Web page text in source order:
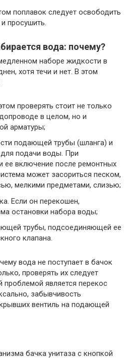
поплавок следует освободить
просушить.
вода: почему?
наборе жидкости в
хотя течи и нет. В этом
проверять стоит не только
в целом, но и
арматуры;
подающей трубы (шланга) и
подачи воды. При
ее включение после ремонтных
может засориться песком,
мелкими предметами, слизью;
Если он перекошен,
остановки набора воды;
трубы, подсоединяющей ее
клапана.
вода не поступает в бачок
проверять их следует
проблемой является перекос
забывчивость
вентиль на подающей
бачка унитаза с кнопкой